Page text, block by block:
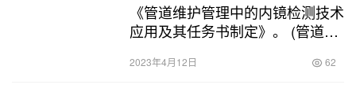
《管道维护管理中的内镜检测技术
应用及其任务书制定》。 (管道内
2023年4月12日 62